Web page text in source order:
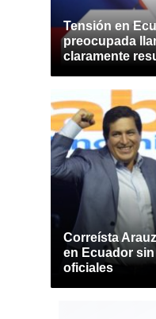
Tensión en
preocupada
claramente
Correísta
en Ecuador
oficiales